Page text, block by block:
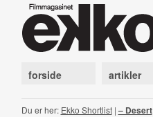
forside artikler
Du er her: Ekko Shortlist| – Desert